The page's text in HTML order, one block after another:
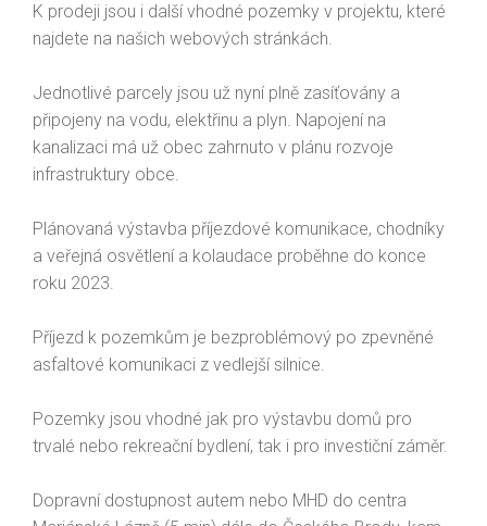
K prodeji jsou i další vhodné pozemky v projektu, které
najdete na našich webových stránkách.
Jednotlivé parcely jsou už nyní plně zasíťovány a
připojeny na vodu, elektřinu a plyn. Napojení na
kanalizaci má už obec zahrnuto v plánu rozvoje
infrastruktury obce.
Plánovaná výstavba příjezdové komunikace, chodníky
a veřejná osvětlení a kolaudace proběhne do konce
roku 2023.
Příjezd k pozemkům je bezproblémový po zpevněné
asfaltové komunikaci z vedlejší silnice.
Pozemky jsou vhodné jak pro výstavbu domů pro
trvalé nebo rekreační bydlení, tak i pro investiční záměr.
Dopravní dostupnost autem nebo MHD do centra